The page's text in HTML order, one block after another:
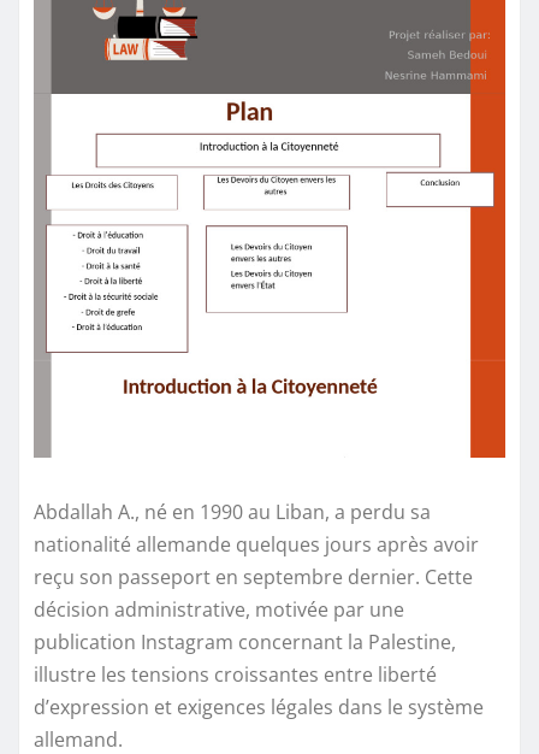
Abdallah A., né en 1990 au Liban, a perdu sa
nationalité allemande quelques jours après avoir
reçu son passeport en septembre dernier. Cette
décision administrative, motivée par une
publication Instagram concernant la Palestine,
illustre les tensions croissantes entre liberté
d’expression et exigences légales dans le système
allemand.